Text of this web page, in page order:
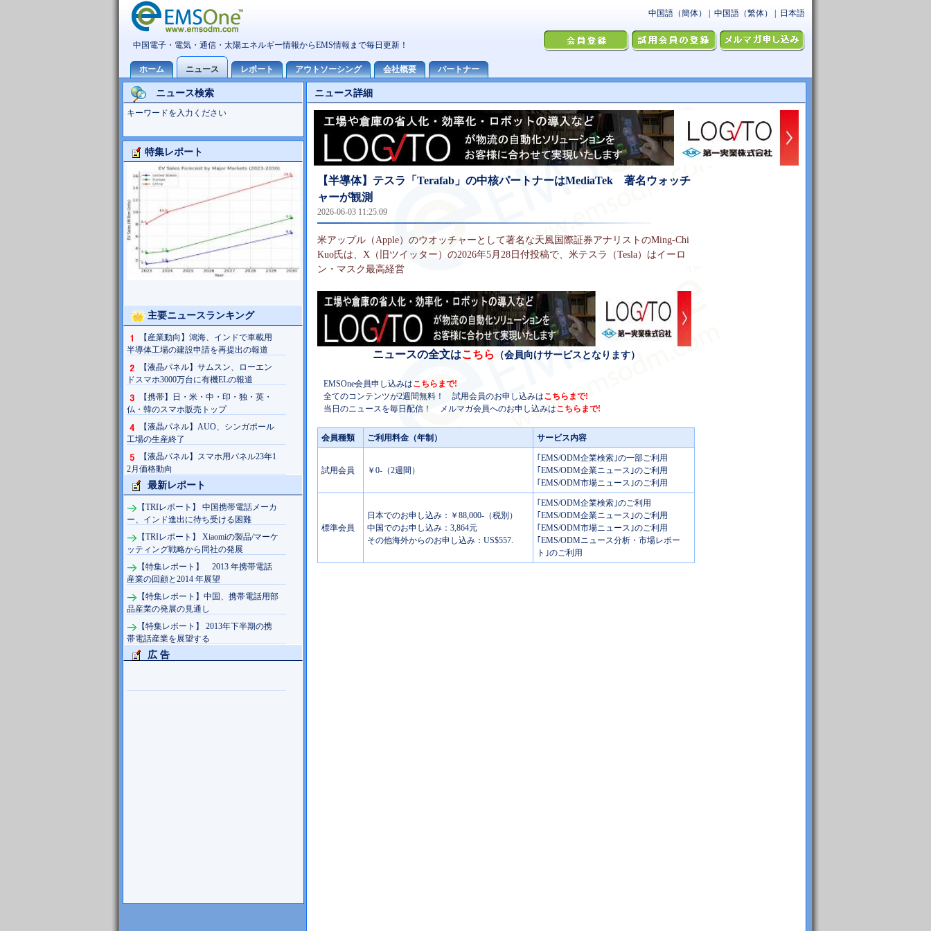
ニュース検索
キーワードを入力ください
特集レポート
Foxconn事業分析
主要ニュースランキング
【産業動向】鴻海、インドで車載用
半導体工場の建設申請を再提出の報道
【液晶パネル】サムスン、ローエン
ドスマホ3000万台に有機ELの報道
【携帯】日・米・中・印・独・英・
仏・韓のスマホ販売トップ
【液晶パネル】AUO、シンガポール
工場の生産終了
【液晶パネル】スマホ用パネル23年1
2月価格動向
最新レポート
【TRIレポート】 中国携帯電話メーカ
ー、インド進出に待ち受ける困難
【TRIレポート】 Xiaomiの製品/マーケ
ッティング戦略から同社の発展
【特集レポート】 2013 年携帯電話
産業の回顧と2014 年展望
【特集レポート】中国、携帯電話用部
品産業の発展の見通し
【特集レポート】 2013年下半期の携
帯電話産業を展望する
広 告
ニュース詳細
【半導体】テスラ「Terafab」の中核パートナーはMediaTek 著名ウォッチ
ャーが観測
2026-06-03 11:25:09
米アップル（Apple）のウオッチャーとして著名な天風国際証券アナリストのMing-Chi
Kuo氏は、X（旧ツイッター）の2026年5月28日付投稿で、米テスラ（Tesla）はイーロ
ン・マスク最高経営
ニュースの全文はこちら （会員向けサービスとなります）
EMSOne会員申し込みはこちらまで!
全てのコンテンツが2週間無料！ 試用会員のお申し込みはこちらまで!
当日のニュースを毎日配信！ メルマガ会員へのお申し込みはこちらまで!
会員種類 ご利用料金（年制） サービス内容
試用会員 ￥0-（2週間）
｢EMS/ODM企業検索｣の一部ご利用
｢EMS/ODM企業ニュース｣のご利用
｢EMS/ODM市場ニュース｣のご利用
標準会員
日本でのお申し込み：￥88,000-（税別）
中国でのお申し込み：3,864元
その他海外からのお申し込み：US$557.
｢EMS/ODM企業検索｣のご利用
｢EMS/ODM企業ニュース｣のご利用
｢EMS/ODM市場ニュース｣のご利用
｢EMS/ODMニュース分析・市場レポー
ト｣のご利用